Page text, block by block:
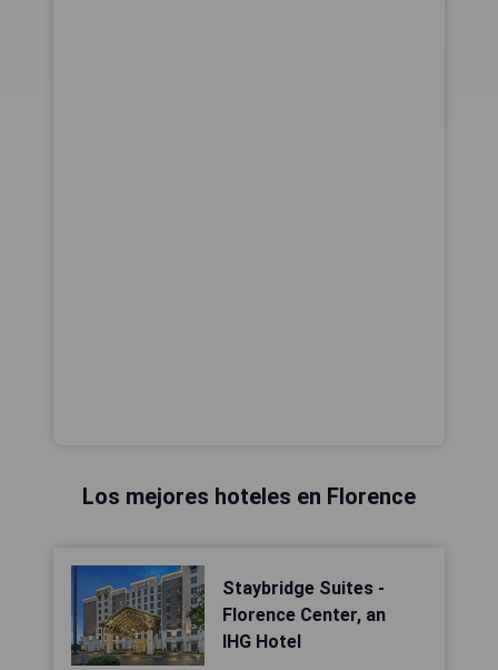
Los mejores hoteles en Florence
Staybridge Suites -
Florence Center, an
IHG Hotel